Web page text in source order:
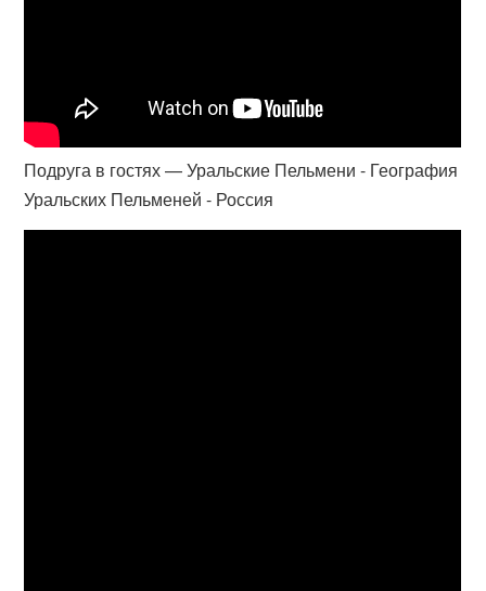
Подруга в гостях — Уральские Пельмени - География
Уральских Пельменей - Россия